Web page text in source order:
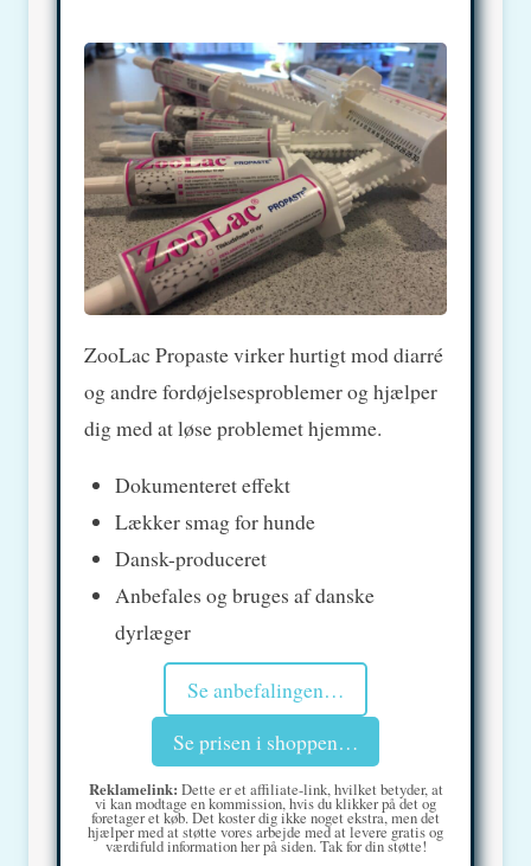
ZooLac Propaste virker hurtigt mod diarré
og andre fordøjelsesproblemer og hjælper
dig med at løse problemet hjemme.
Dokumenteret effekt
Lækker smag for hunde
Dansk-produceret
Anbefales og bruges af danske
dyrlæger
Se anbefalingen…
Se prisen i shoppen…
Reklamelink: Dette er et affiliate-link, hvilket betyder, at
vi kan modtage en kommission, hvis du klikker på det og
foretager et køb. Det koster dig ikke noget ekstra, men det
hjælper med at støtte vores arbejde med at levere gratis og
værdifuld information her på siden. Tak for din støtte!